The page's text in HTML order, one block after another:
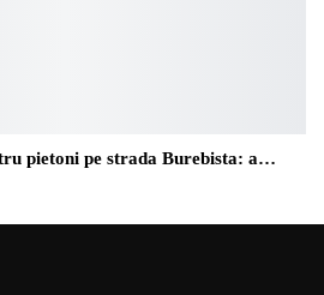
pietoni pe strada Burebista: a…